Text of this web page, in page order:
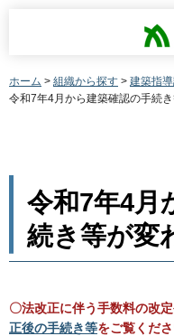
ホーム > 組織から探す > 建築指
令和7年4月から建築確認の手続
令和7年4月
続き等が変
〇法改正に伴う手数料の改
正後の手続き等をご覧くださ